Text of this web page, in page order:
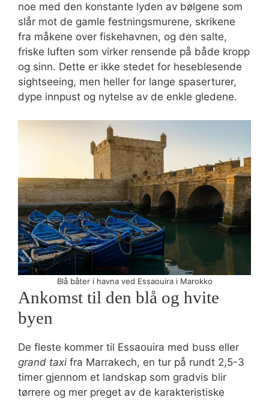
noe med den konstante lyden av bølgene som
slår mot de gamle festningsmurene, skrikene
fra måkene over fiskehavnen, og den salte,
friske luften som virker rensende på både kropp
og sinn. Dette er ikke stedet for heseblesende
sightseeing, men heller for lange spaserturer,
dype innpust og nytelse av de enkle gledene.
Blå båter i havna ved Essaouira i Marokko
Ankomst til den blå og hvite
byen
De fleste kommer til Essaouira med buss eller
grand taxi fra Marrakech, en tur på rundt 2,5-3
timer gjennom et landskap som gradvis blir
tørrere og mer preget av de karakteristiske